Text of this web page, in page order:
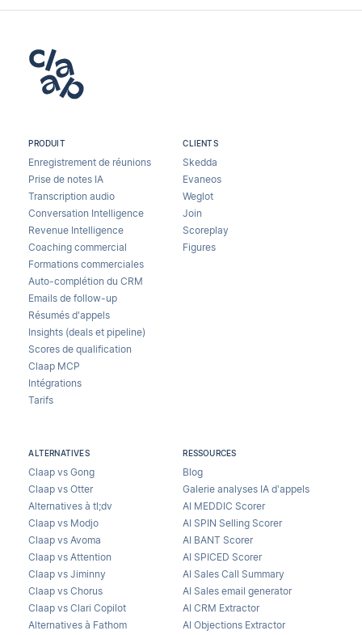
PRODUIT
Enregistrement de réunions
Prise de notes IA
Transcription audio
Conversation Intelligence
Revenue Intelligence
Coaching commercial
Formations commerciales
Auto-complétion du CRM
Emails de follow-up
Résumés d'appels
Insights (deals et pipeline)
Scores de qualification
Claap MCP
Intégrations
Tarifs
CLIENTS
Skedda
Evaneos
Weglot
Join
Scoreplay
Figures
ALTERNATIVES
Claap vs Gong
Claap vs Otter
Alternatives à tl;dv
Claap vs Modjo
Claap vs Avoma
Claap vs Attention
Claap vs Jiminny
Claap vs Chorus
Claap vs Clari Copilot
Alternatives à Fathom
RESSOURCES
Blog
Galerie analyses IA d’appels
AI MEDDIC Scorer
AI SPIN Selling Scorer
AI BANT Scorer
AI SPICED Scorer
AI Sales Call Summary
AI Sales email generator
AI CRM Extractor
AI Objections Extractor